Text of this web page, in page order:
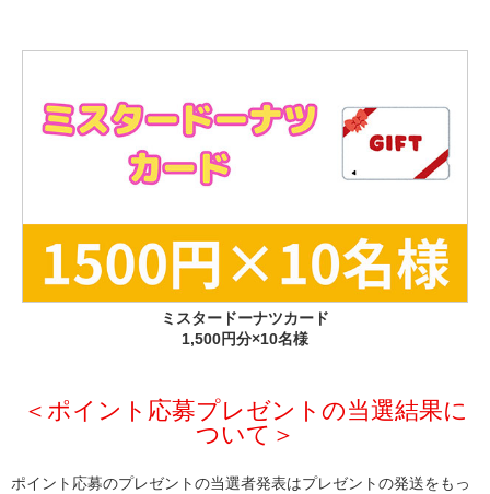
ミスタードーナツカード
1,500円分×10名様
＜ポイント応募プレゼントの当選結果に
ついて＞
ポイント応募のプレゼントの当選者発表はプレゼントの発送をもっ